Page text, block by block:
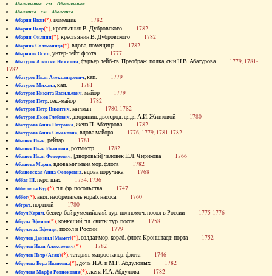
Абальянинов см. Обольянинов
Абаляшев см. Аболешев
Абарин Иван(*), помещик 1782
Абарин Петр(*), крестьянин В. Дубровского 1782
Абарин Филипп(*), крестьянин В. Дубровского 1782
Абарина Соломонида(*), вдова, помещица 1782
Абаринов Осип, унтер-лейт. флота 1777
Абатуров Алексей Никитич, фурьер лейб-гв. Преображ. полка, сын Н.В. Абатурова 1779, 1781-
1782
Абатуров Иван Александрович, кап. 1779
Абатуров Михаил, кап. 1781
Абатуров Никита Васильевич, майор 1779
Абатуров Петр, сек.-майор 1782
Абатуров Петр Никитич, мичман 1780, 1782
Абатуров Яков Глебович, дворянин, двоюрод. дядя А.И. Житновой 1780
Абатурова Анна Петровна, жена П. Абатурова 1782
Абатурова Анна Семеновна, вдова майора 1776, 1779, 1781-1782
Абашев Иван, рейтар 1781
Абашев Иван Иванович, ротмистр 1782
Абашев Иван Федорович, [дворовый] человек Е.Л. Чирикова 1766
Абашева Мария, вдова мичмана мор. флота 1782
Абашевская Анна Федоровна, вдова поручика 1768
Аббас III, перс. шах 1734, 1736
Аббе де ла Кур(*), чл. фр. посольства 1747
Аббот(*), англ. изобретатель кораб. насоса 1760
Абграт, портной 1780
Абдул Керим, беглер-бей румелийский, тур. полномоч. посол в России 1775-1776
Абдула Эфенди(*), конюший, чл. свиты тур. посла 1758
Абдуласах-Эфенди, посол в России 1779
Абдулов Даниил (Мамет)(*), солдат мор. кораб. флота Кронштадт. порта 1752
Абдулов Иван Алексеевич(*) 1782
Абдулов Петр (Асак)(*), татарин, матрос галер. флота 1746
Абдулова Вера Ивановна(*), дочь И.А. и М.Р. Абдуловых 1782
Абдулова Марфа Родионовна(*), жена И.А. Абдулова 1782